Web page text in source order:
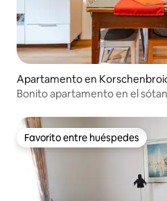
Apartamento en
Bonito apartamento en el
Favorito entre huéspedes
Favorito entre huéspedes